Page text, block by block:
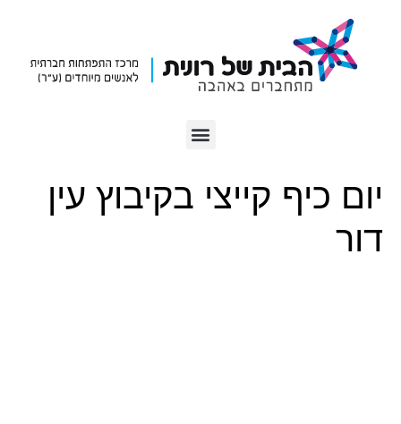
יום כיף קייצי בקיבוץ עין
דור